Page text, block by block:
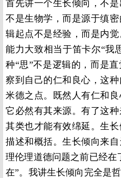
首先讲一个生长倾向，不
不是生物学，而是源于缜
辑起点不是经验，而是内
能力大致相当于笛卡尔“我
种“思”不是逻辑的，而是
察到自己的仁和良心，这
米德之点。既然人有仁和
它必然有其来源。有了这
其类也才能有效绵延。生
描述和概括。生长倾向来
理伦理道德问题之前已经在
在”。我讲生长倾向完全是